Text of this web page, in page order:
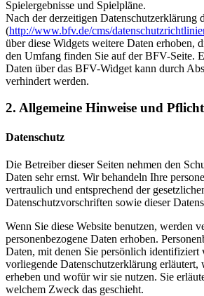
Spielergebnisse und Spielpläne.
Nach der derzeitigen Datenschutzerklärung
(http://www.bfv.de/cms/
über diese Widgets weitere Daten erhoben,
den Umfang finden Sie auf der BFV-Seite.
Daten über das BFV-Widget kann durch
verhindert werden.
2. Allgemeine Hinweise und
Datenschutz
Die Betreiber dieser Seiten nehmen den
Daten sehr ernst. Wir behandeln Ihre
vertraulich und entsprechend der
Datenschutzvorschriften sowie dieser
Wenn Sie diese Website benutzen, werden
personenbezogene Daten erhoben.
Daten, mit denen Sie persönlich identifiziert
vorliegende Datenschutzerklärung
erheben und wofür wir sie nutzen. Sie
welchem Zweck das geschieht.